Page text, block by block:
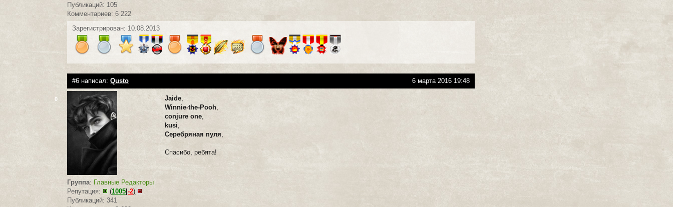
Публикаций: 105
Комментариев: 6 222
Зарегистрирован: 10.08.2013
#6 написал:Qusto 6 марта 2016 19:48
0
Группа: Главные Редакторы
Репутация:
(1005 |-2)
Публикаций: 341
Jaide
Winnie-the-Pooh
conjure one
kusi
Серебряная пуля
Спасибо, ребята!